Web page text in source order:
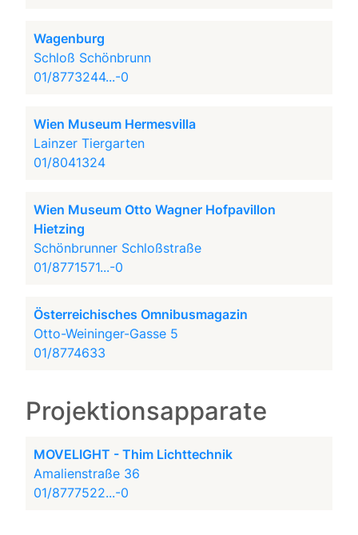
Wagenburg
Schloß Schönbrunn
01/8773244...-0
Wien Museum Hermesvilla
Lainzer Tiergarten
01/8041324
Wien Museum Otto Wagner Hofpavillon
Hietzing
Schönbrunner Schloßstraße
01/8771571...-0
Österreichisches Omnibusmagazin
Otto-Weininger-Gasse 5
01/8774633
Projektionsapparate
MOVELIGHT - Thim Lichttechnik
Amalienstraße 36
01/8777522...-0